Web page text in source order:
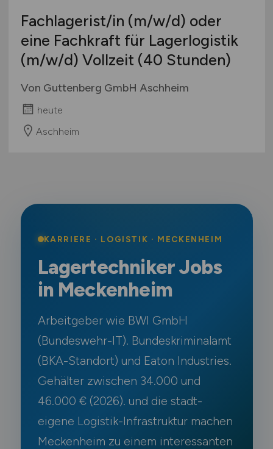
Fachlagerist/in (m/w/d) oder
eine Fachkraft für Lagerlogistik
(m/w/d) Vollzeit (40 Stunden)
Von Guttenberg GmbH Aschheim
heute
Aschheim
KARRIERE · LOGISTIK · MECKENHEIM
Lagertechniker Jobs
in Meckenheim
Arbeitgeber wie BWI GmbH
(Bundeswehr-IT). Bundeskriminalamt
(BKA-Standort) und Eaton Industries.
Gehälter zwischen 34.000 und
46.000 € (2026). und die stadt-
eigene Logistik-Infrastruktur machen
Meckenheim zu einem interessanten